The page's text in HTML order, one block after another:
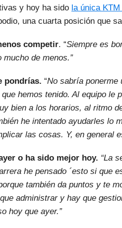
y hoy ha sido la única
una cuarta posición que
competir. “Siempre es
mucho de menos.”
pondrías. “No sabría ponerme
hemos tenido. Al equipo le
bien a los horarios, al ritmo
he intentado ayudarles lo
las cosas. Y, en general
o ha sido mejor hoy. “La
he pensado ´esto si que
también da puntos y te
administrar y hay que
hoy que ayer.”